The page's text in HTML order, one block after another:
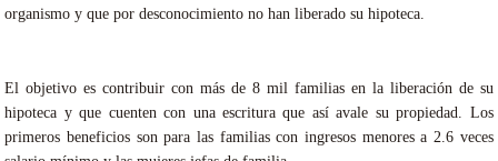
organismo y que por desconocimiento no han liberado su hipoteca.
El objetivo es contribuir con más de 8 mil familias en la liberación de su
hipoteca y que cuenten con una escritura que así avale su propiedad. Los
primeros beneficios son para las familias con ingresos menores a 2.6 veces